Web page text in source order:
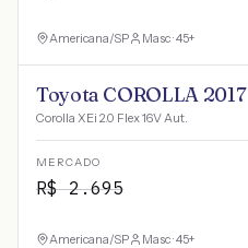
Americana/SP Masc · 45+
Toyota COROLLA 2017
Corolla XEi 2.0 Flex 16V Aut.
MERCADO
R$2.695
Americana/SP Masc · 45+